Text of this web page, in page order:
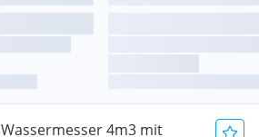
Wassermesser 4m3 mit